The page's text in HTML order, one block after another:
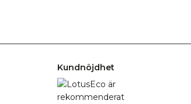
Kundnöjdhet